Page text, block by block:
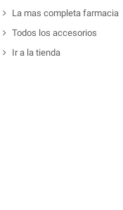
La mas completa farmacia
Todos los accesorios
Ir a la tienda